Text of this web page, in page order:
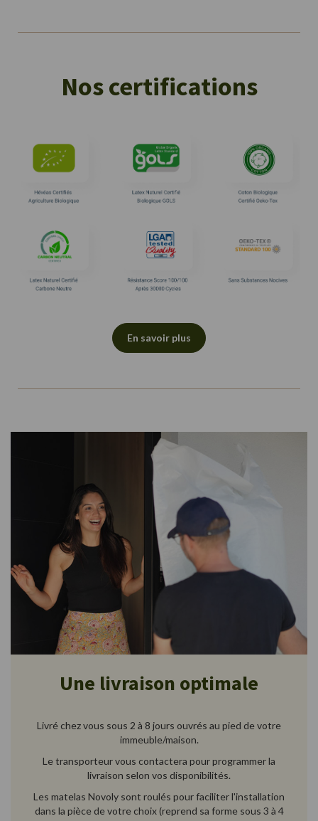
Nos certifications
En savoir plus
Une livraison optimale
Livré chez vous sous 2 à 8 jours ouvrés au pied de votre
immeuble/maison.
Le transporteur vous contactera pour programmer la
livraison selon vos disponibilités.
Les matelas Novoly sont roulés pour faciliter l'installation
dans la pièce de votre choix (reprend sa forme sous 3 à 4